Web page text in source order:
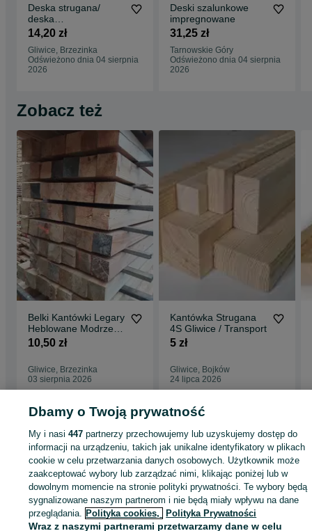
Deska strugana/
deska
wykończeniowa/desk
a ozdobna - Modrzew
14,20 zł
Gliwice, Brzezinka
Odświeżono dnia 04 sierpnia
2026
Deski szalunkowe
impregnowane
31,25 zł
Tarnowskie Góry
Odświeżono dnia 04 sierpnia
2026
Zobacz też
Belki Kantówki Legary
Heblowane Modrzew
ŚLĄSK
10,50 zł
Gliwice, Brzezinka
03 sierpnia 2026
Kantówka Strugana
4S Gliwice / Transport
5 zł
Gliwice, Bojków
24 lipca 2026
Kantówki - Gliwice
Kantówki - Brzezinka
KATEGORIA
ID:713666898 Wyświetlenia:
Dbamy o Twoją prywatność
My i nasi447 partnerzy przechowujemy lub uzyskujemy dostęp do
informacji na urządzeniu, takich jak unikalne identyfikatory w plikach
cookie w celu przetwarzania danych osobowych. Użytkownik może
zaakceptować wybory lub zarządzać nimi, klikając poniżej lub w
dowolnym momencie na stronie polityki prywatności. Te wybory będą
sygnalizowane naszym partnerom i nie będą miały wpływu na dane
przeglądania. Polityka cookies, Polityka Prywatności
Wraz z naszymi partnerami przetwarzamy dane w celu